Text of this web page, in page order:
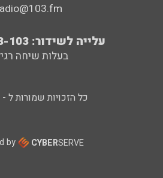
עלייה לשידור: 0552-103-103
בעלות שיחה
כל הזכויות שמורות ל - 103FM
by CYBERSERVE